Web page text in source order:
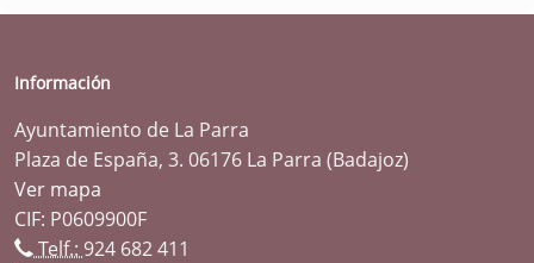
Información
Ayuntamiento de La Parra
Plaza de España, 3. 06176 La Parra (Badajoz)
Ver mapa
CIF: P0609900F
Telf.: 924 682 411